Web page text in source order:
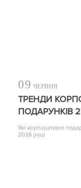
09 ЧЕРВНЯ
ТРЕНДИ
ПОДАРУНКІВ
Які корпоративні
2026 році